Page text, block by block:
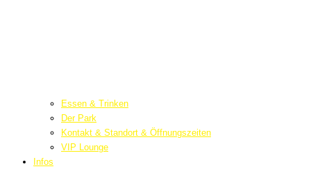
Essen & Trinken
Der Park
Kontakt & Standort & Öffnungszeiten
VIP Lounge
Infos